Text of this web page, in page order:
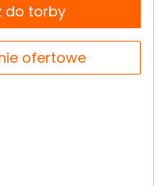
do torby
ofertowe